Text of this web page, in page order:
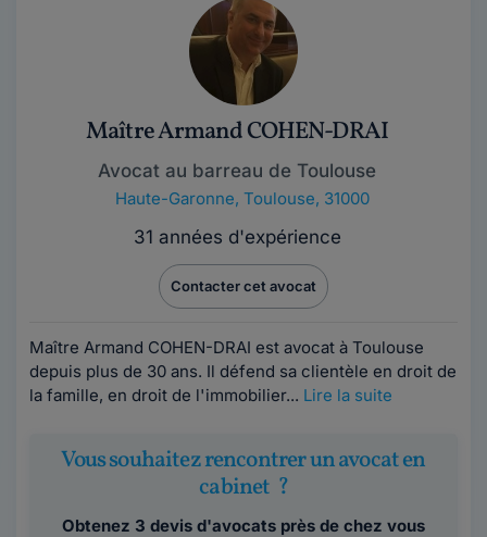
Maître Armand COHEN-DRAI
Avocat au barreau de Toulouse
Haute-Garonne, Toulouse, 31000
31 années d'expérience
Contacter cet avocat
Maître Armand COHEN-DRAI est avocat à Toulouse
depuis plus de 30 ans. Il défend sa clientèle en droit de
la famille, en droit de l'immobilier... Lire la suite
Vous souhaitez rencontrer un avocat en
cabinet ?
Obtenez 3 devis d'avocats près de chez vous